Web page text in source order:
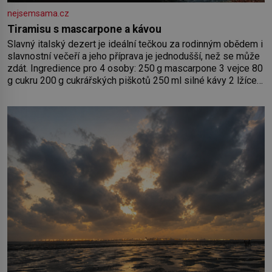
nejsemsama.cz
Tiramisu s mascarpone a kávou
Slavný italský dezert je ideální tečkou za rodinným obědem i
slavnostní večeří a jeho příprava je jednodušší, než se může
zdát. Ingredience pro 4 osoby: 250 g mascarpone 3 vejce 80
g cukru 200 g cukrářských piškotů 250 ml silné kávy 2 lžíce
bílků. Žloutky vyšlehejte s cukrem do světlé pěny a postupně
do nich vmíchejte mascarpone, aby vznikl hladký